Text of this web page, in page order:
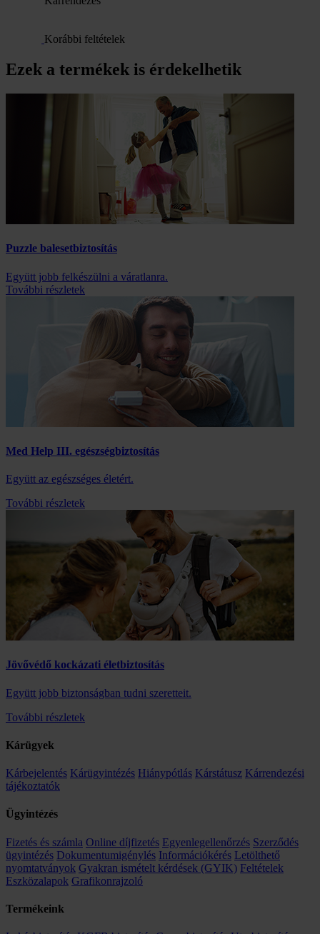
Korábbi feltételek
Ezek a termékek is érdekelhetik
Puzzle balesetbiztosítás
Együtt jobb felkészülni a váratlanra.
További részletek
Med Help III. egészségbiztosítás
Együtt az egészséges életért.
További részletek
Jövővédő kockázati életbiztosítás
Együtt jobb biztonságban tudni szeretteit.
További részletek
Kárügyek
Kárbejelentés Kárügyintézés Hiánypótlás Kárstátusz Kárrendezési
tájékoztatók
Ügyintézés
Fizetés és számla Online díjfizetés Egyenlegellenőrzés Szerződés
ügyintézés Dokumentumigénylés Információkérés Letölthető
nyomtatványok Gyakran ismételt kérdések (GYIK) Feltételek
Eszközalapok Grafikonrajzoló
Termékeink